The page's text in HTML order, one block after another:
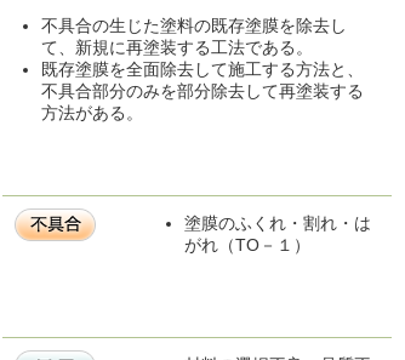
不具合の生じた塗料の既存塗膜を除去し
て、新規に再塗装する工法である。
既存塗膜を全面除去して施工する方法と、
不具合部分のみを部分除去して再塗装する
方法がある。
塗膜のふくれ・割れ・は
がれ（TO－１）